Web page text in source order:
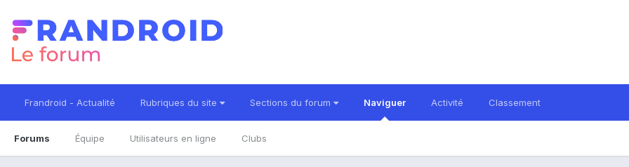
Frandroid - Actualité Rubriques du site Sections du forum Naviguer
Forums Équipe Utilisateurs en ligne Clubs
Activité Classement